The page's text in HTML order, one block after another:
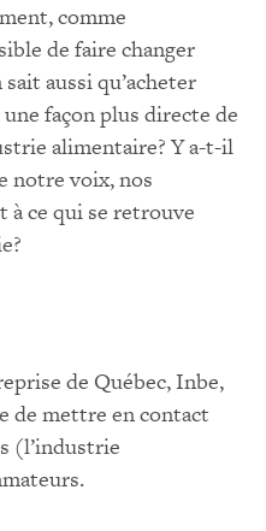
comme
de faire changer
aussi qu’acheter
façon plus directe de
alimentaire? Y a-t-il
notre voix, nos
à ce qui se retrouve
de Québec, Inbe,
de mettre en contact
(l’industrie